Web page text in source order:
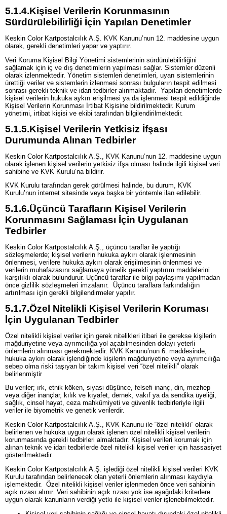
5.1.4.Kişisel Verilerin Korunmasının
Sürdürülebilirliği İçin Yapılan Denetimler
Keskin Color Kartpostalcılık A.Ş. KVK Kanunu’nun 12. maddesine uygun
olarak, gerekli denetimleri yapar ve yaptırır.
Veri Koruma Kişisel Bilgi Yönetimi sistemlerinin sürdürülebilirliğini
sağlamak için iç ve dış denetimlerin yapılması sağlar. Sistemler düzenli
olarak izlenmektedir. Yönetim sistemleri denetimleri, uyarı sistemlerinin
ürettiği veriler ve sistemlerin izlenmesi sonrası bulguların tespit edilmesi
sonrası gerekli teknik ve idari tedbirler alınmaktadır. Yapılan denetimlerde
kişisel verilerin hukuka aykırı erişilmesi ya da işlenmesi tespit edildiğinde
Kişisel Verilerin Korunması İrtibat Kişisine bildirilmektedir. Kurum
yönetimi, irtibat kişisi ve ekibi tarafından bilgilendirilmektedir.
5.1.5.Kişisel Verilerin Yetkisiz İfşası
Durumunda Alınan Tedbirler
Keskin Color Kartpostalcılık A.Ş., KVK Kanunu’nun 12. maddesine uygun
olarak işlenen kişisel verilerin yetkisiz ifşa olması halinde ilgili kişisel veri
sahibine ve KVK Kurulu’na bildirir.
KVK Kurulu tarafından gerek görülmesi halinde, bu durum, KVK
Kurulu’nun internet sitesinde veya başka bir yöntemle ilan edilebilir.
5.1.6.Üçüncü Tarafların Kişisel Verilerin
Korunmasını Sağlaması İçin Uygulanan
Tedbirler
Keskin Color Kartpostalcılık A.Ş., üçüncü taraflar ile yaptığı
sözleşmelerde; kişisel verilerin hukuka aykırı olarak işlenmesinin
önlenmesi, verilere hukuka aykırı olarak erişilmesinin önlenmesi ve
verilerin muhafazasını sağlamaya yönelik gerekli yaptırım maddelerini
karşılıklı olarak bulundurur. Üçüncü taraflar ile bilgi paylaşımı yapılmadan
önce gizlilik sözleşmeleri imzalanır. Üçüncü taraflara farkındalığın
artırılması için gerekli bilgilendirmeler yapılır.
5.1.7.Özel Nitelikli Kişisel Verilerin Koruması
İçin Uygulanan Tedbirler
Özel nitelikli kişisel veriler için gerek nitelikleri itibari ile gerekse kişilerin
mağduriyetine veya ayrımcılığa yol açabilmesinden dolayı yeterli
önlemlerin alınması gerekmektedir. KVK Kanunu’nun 6. maddesinde,
hukuka aykırı olarak işlendiğinde kişilerin mağduriyetine veya ayrımcılığa
sebep olma riski taşıyan bir takım kişisel veri “özel nitelikli” olarak
belirlenmiştir
Bu veriler; ırk, etnik köken, siyasi düşünce, felsefi inanç, din, mezhep
veya diğer inançlar, kılık ve kıyafet, dernek, vakıf ya da sendika üyeliği,
sağlık, cinsel hayat, ceza mahkûmiyeti ve güvenlik tedbirleriyle ilgili
veriler ile biyometrik ve genetik verilerdir.
Keskin Color Kartpostalcılık A.Ş., KVK Kanunu ile “özel nitelikli” olarak
belirlenen ve hukuka uygun olarak işlenen özel nitelikli kişisel verilerin
korunmasında gerekli tedbirleri almaktadır. Kişisel verileri korumak için
alınan teknik ve idari tedbirlerde özel nitelikli kişisel veriler için hassasiyet
gösterilmektedir.
Keskin Color Kartpostalcılık A.Ş. işlediği özel nitelikli kişisel verileri KVK
Kurulu tarafından belirlenecek olan yeterli önlemlerin alınması kaydıyla
işlemektedir. Özel nitelikli kişisel veriler işlenmeden önce veri sahibinin
açık rızası alınır. Veri sahibinin açık rızası yok ise aşağıdaki kriterlere
uygun olarak kanunların verdiği yetki ile kişisel veriler işlenebilmektedir.